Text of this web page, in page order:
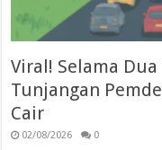
Viral! Selama
Tunjangan
Cair
02/08/2026 0